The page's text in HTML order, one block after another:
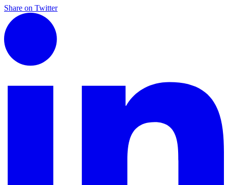
Share on Twitter